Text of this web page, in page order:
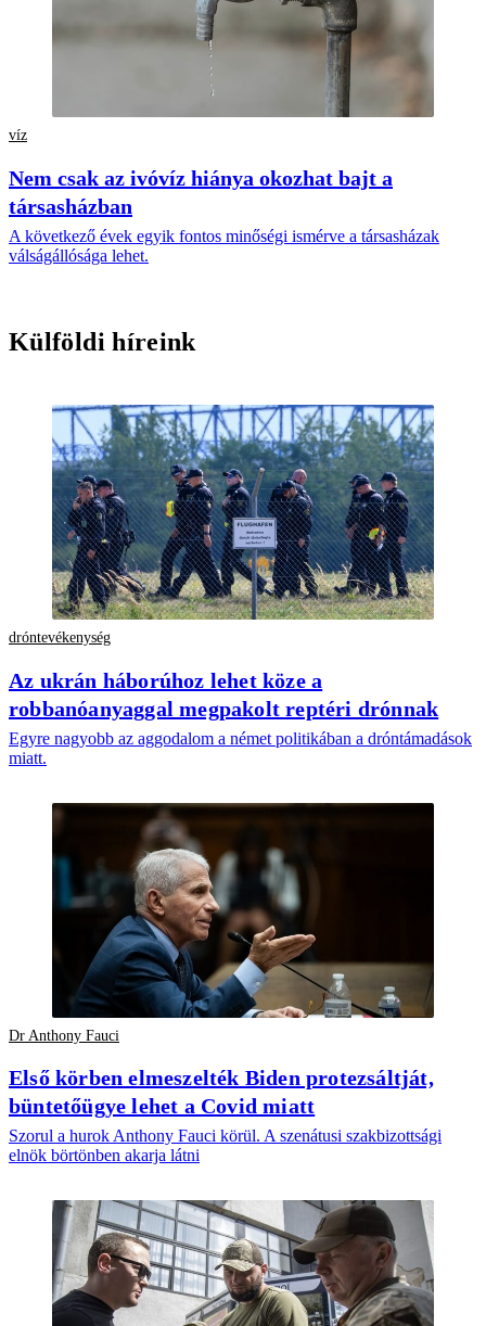
víz
Nem csak az ivóvíz hiánya okozhat bajt a
társasházban
A következő évek egyik fontos minőségi ismérve a társasházak
válságállósága lehet.
Külföldi híreink
dróntevékenység
Az ukrán háborúhoz lehet köze a
robbanóanyaggal megpakolt reptéri drónnak
Egyre nagyobb az aggodalom a német politikában a dróntámadások
miatt.
Dr Anthony Fauci
Első körben elmeszelték Biden protezsáltját,
büntetőügye lehet a Covid miatt
Szorul a hurok Anthony Fauci körül. A szenátusi szakbizottsági
elnök börtönben akarja látni